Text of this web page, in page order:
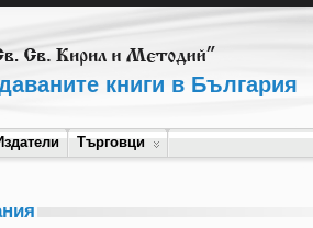
книги в България
Търговци